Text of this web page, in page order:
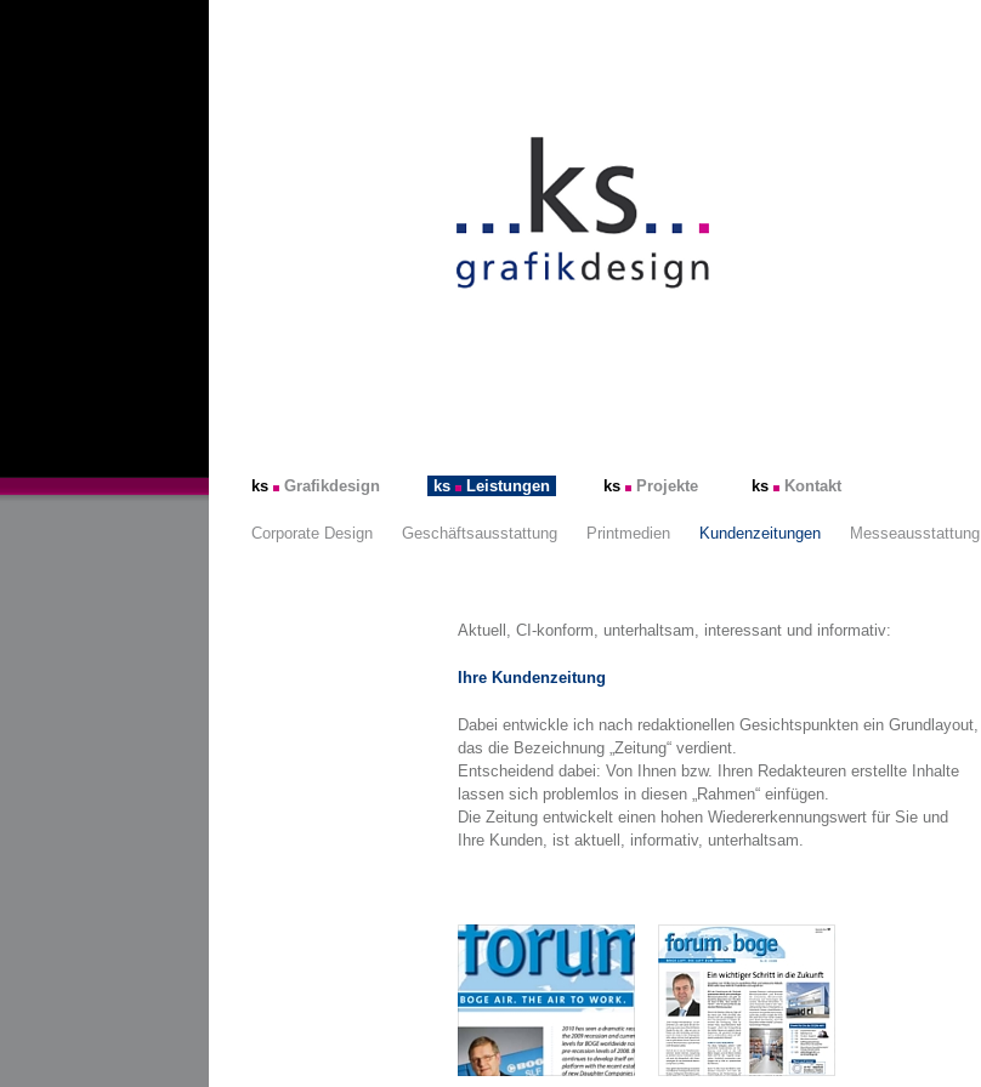
ks Grafikdesign ks Leistungen ks Projekte ks Kontakt
Corporate Design Geschäftsausstattung Printmedien Kundenzeitungen Messeausstattung
Aktuell, CI-konform, unterhaltsam, interessant und informativ:
Ihre Kundenzeitung
Dabei entwickle ich nach redaktionellen Gesichtspunkten ein Grundlayout,
das die Bezeichnung „Zeitung“ verdient.
Entscheidend dabei: Von Ihnen bzw. Ihren Redakteuren erstellte Inhalte
lassen sich problemlos in diesen „Rahmen“ einfügen.
Die Zeitung entwickelt einen hohen Wiedererkennungswert für Sie und
Ihre Kunden, ist aktuell, informativ, unterhaltsam.